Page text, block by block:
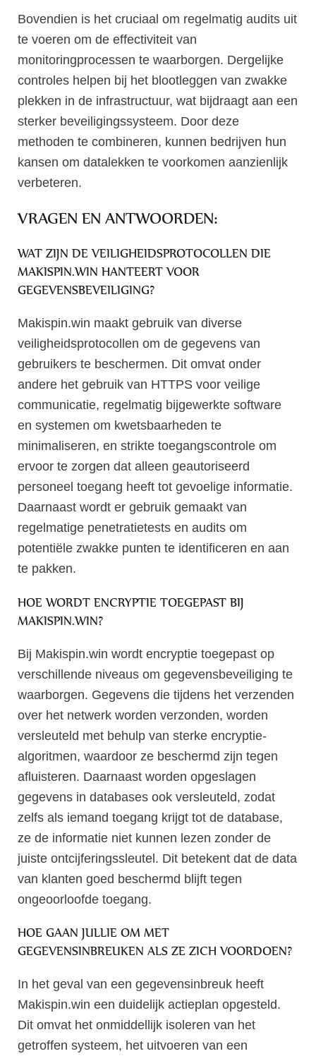
Bovendien is het cruciaal om regelmatig audits uit
te voeren om de effectiviteit van
monitoringprocessen te waarborgen. Dergelijke
controles helpen bij het blootleggen van zwakke
plekken in de infrastructuur, wat bijdraagt aan een
sterker beveiligingssysteem. Door deze
methoden te combineren, kunnen bedrijven hun
kansen om datalekken te voorkomen aanzienlijk
verbeteren.
VRAGEN EN ANTWOORDEN:
WAT ZIJN DE VEILIGHEIDSPROTOCOLLEN DIE
MAKISPIN.WIN HANTEERT VOOR
GEGEVENSBEVEILIGING?
Makispin.win maakt gebruik van diverse
veiligheidsprotocollen om de gegevens van
gebruikers te beschermen. Dit omvat onder
andere het gebruik van HTTPS voor veilige
communicatie, regelmatig bijgewerkte software
en systemen om kwetsbaarheden te
minimaliseren, en strikte toegangscontrole om
ervoor te zorgen dat alleen geautoriseerd
personeel toegang heeft tot gevoelige informatie.
Daarnaast wordt er gebruik gemaakt van
regelmatige penetratietests en audits om
potentiële zwakke punten te identificeren en aan
te pakken.
HOE WORDT ENCRYPTIE TOEGEPAST BIJ
MAKISPIN.WIN?
Bij Makispin.win wordt encryptie toegepast op
verschillende niveaus om gegevensbeveiliging te
waarborgen. Gegevens die tijdens het verzenden
over het netwerk worden verzonden, worden
versleuteld met behulp van sterke encryptie-
algoritmen, waardoor ze beschermd zijn tegen
afluisteren. Daarnaast worden opgeslagen
gegevens in databases ook versleuteld, zodat
zelfs als iemand toegang krijgt tot de database,
ze de informatie niet kunnen lezen zonder de
juiste ontcijferingssleutel. Dit betekent dat de data
van klanten goed beschermd blijft tegen
ongeoorloofde toegang.
HOE GAAN JULLIE OM MET
GEGEVENSINBREUKEN ALS ZE ZICH VOORDOEN?
In het geval van een gegevensinbreuk heeft
Makispin.win een duidelijk actieplan opgesteld.
Dit omvat het onmiddellijk isoleren van het
getroffen systeem, het uitvoeren van een